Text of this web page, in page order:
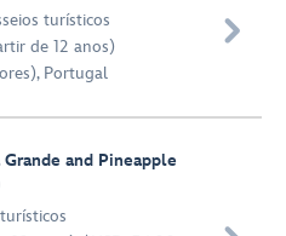
turísticos
de 12 anos)
Portugal

Grande and Pineapple